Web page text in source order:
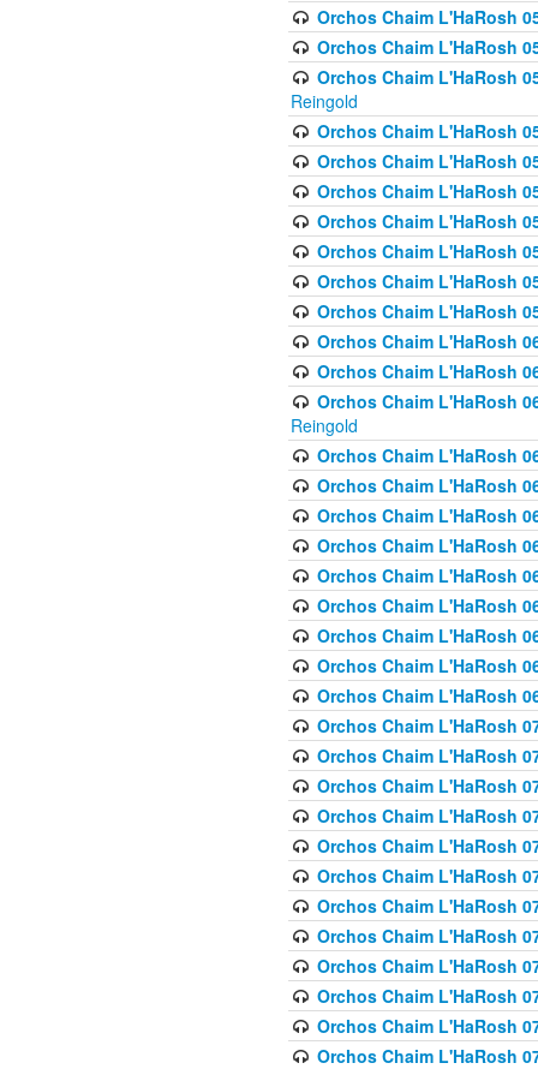
Orchos Chaim L'HaRosh
Orchos Chaim L'HaRosh
Orchos Chaim L'HaRosh
Reingold
Orchos Chaim L'HaRosh
Orchos Chaim L'HaRosh
Orchos Chaim L'HaRosh
Orchos Chaim L'HaRosh
Orchos Chaim L'HaRosh
Orchos Chaim L'HaRosh
Orchos Chaim L'HaRosh
Orchos Chaim L'HaRosh
Orchos Chaim L'HaRosh
Orchos Chaim L'HaRosh
Reingold
Orchos Chaim L'HaRosh
Orchos Chaim L'HaRosh
Orchos Chaim L'HaRosh
Orchos Chaim L'HaRosh
Orchos Chaim L'HaRosh
Orchos Chaim L'HaRosh
Orchos Chaim L'HaRosh
Orchos Chaim L'HaRosh
Orchos Chaim L'HaRosh
Orchos Chaim L'HaRosh
Orchos Chaim L'HaRosh
Orchos Chaim L'HaRosh
Orchos Chaim L'HaRosh
Orchos Chaim L'HaRosh
Orchos Chaim L'HaRosh
Orchos Chaim L'HaRosh
Orchos Chaim L'HaRosh
Orchos Chaim L'HaRosh
Orchos Chaim L'HaRosh
Orchos Chaim L'HaRosh
Orchos Chaim L'HaRosh